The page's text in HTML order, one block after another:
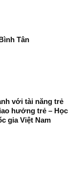
Tân
với tài năng trẻ
hưởng trẻ – Học
gia Việt Nam